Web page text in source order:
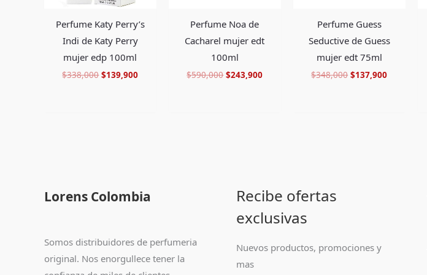
Perfume Katy Perry’s
Indi de Katy Perry
mujer edp 100ml
$338,000 $139,900
Perfume Noa de
Cacharel mujer edt
100ml
$590,000 $243,900
Perfume Guess
Seductive de Guess
mujer edt 75ml
$348,000 $137,900
Lorens Colombia
Somos distribuidores de perfumeria
original. Nos enorgullece tener la
Recibe ofertas
exclusivas
Nuevos productos, promociones y
mas